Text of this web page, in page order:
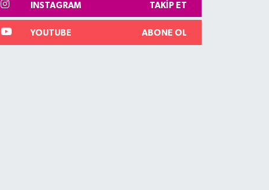
INSTAGRAM TAKIP ET
YOUTUBE ABONE OL